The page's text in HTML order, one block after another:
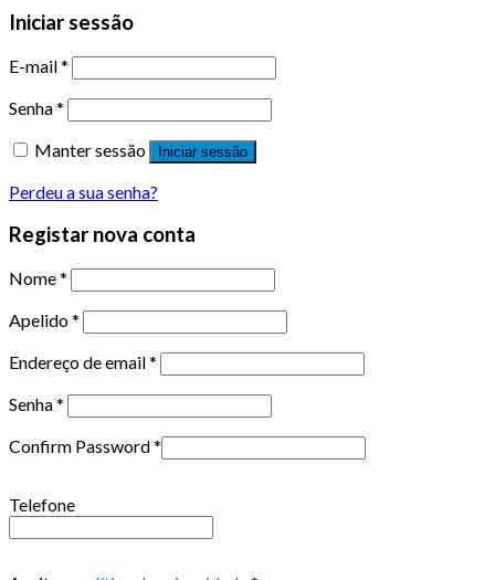
Iniciar sessão
E-mail*
Senha*
Manter sessão
Iniciar sessão
Perdeu a sua senha?
Registar nova conta
Nome*
Apelido*
Endereço de email*
Senha*
Confirm Password*
Telefone